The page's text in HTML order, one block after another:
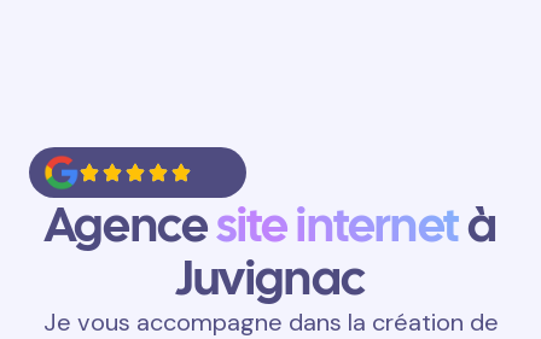
Agencesite internetà
Juvignac
Je vous accompagne dans la création de